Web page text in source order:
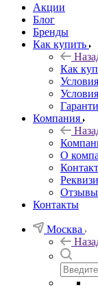
Акции
Блог
Бренды
Как купить
Как
Компания
О
Отзывы
Контакты
Москва